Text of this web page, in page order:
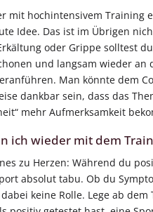
mit hochintensivem Training
Idee. Das ist im Übrigen
oder Grippe solltest
und langsam wieder an
Man könnte dem
dankbar sein, dass das
mehr Aufmerksamkeit
ich wieder mit dem
zu Herzen: Während du
absolut tabu. Ob du
keine Rolle. Lege ab dem